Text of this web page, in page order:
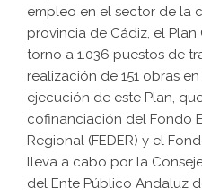
empleo en el sector de la
provincia de Cádiz, el Plan
torno a 1.036 puestos de
realización de 151 obras
ejecución de este Plan,
cofinanciación del Fondo
Regional (FEDER) y el
lleva a cabo por la
del Ente Público Andaluz